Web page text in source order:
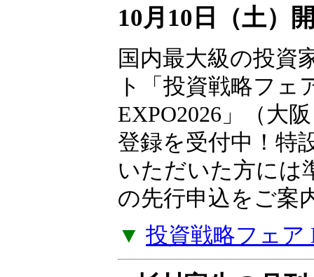
投資戦略フェ
10月10日（土）
国内最大級の投資
ト「投資戦略フェ
EXPO2026」（大
登録を受付中！特
いただいた方には
の先行申込をご案
▼ 投資戦略フェア